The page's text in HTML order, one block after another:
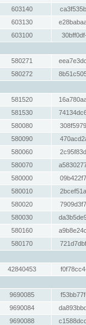
603140
603130
603100
580271
580272
581520
581530
580080
580090
580060
580070
580000
580010
580020
580030
580160
580170
42840453
9690085
9690084
9690088